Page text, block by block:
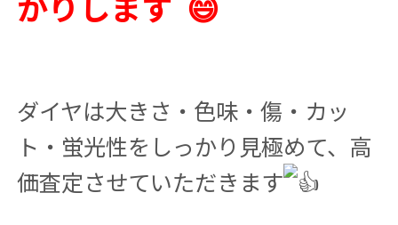
ダイヤは大きさ・色味・傷・カッ
ト・蛍光性をしっかり見極めて、高
価査定させていただきます